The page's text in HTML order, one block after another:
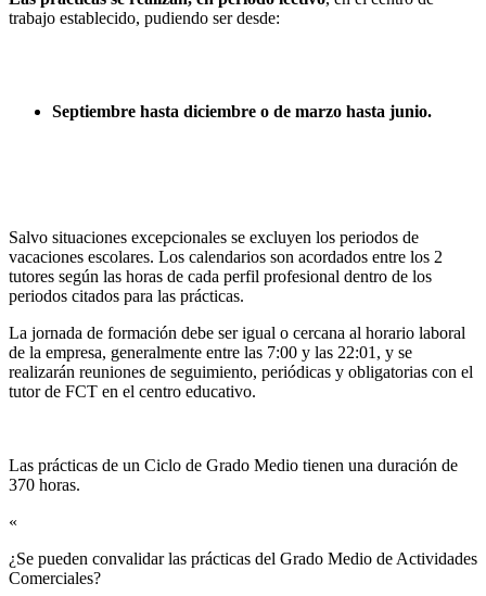
trabajo establecido, pudiendo ser desde:
Septiembre hasta diciembre o de marzo hasta junio.
Salvo situaciones excepcionales se excluyen los periodos de
vacaciones escolares. Los calendarios son acordados entre los 2
tutores según las horas de cada perfil profesional dentro de los
periodos citados para las prácticas.
La jornada de formación debe ser igual o cercana al horario laboral
de la empresa, generalmente entre las 7:00 y las 22:01, y se
realizarán reuniones de seguimiento, periódicas y obligatorias con el
tutor de FCT en el centro educativo.
Las prácticas de un Ciclo de Grado Medio tienen una duración de
370 horas.
«
¿Se pueden convalidar las prácticas del Grado Medio de Actividades
Comerciales?​